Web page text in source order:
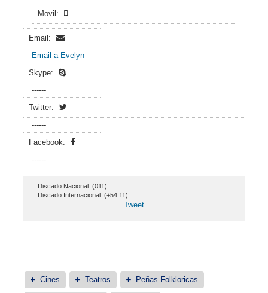
Movil:
Email:
Email a Evelyn
Skype:
------
Twitter:
------
Facebook:
------
Discado Nacional: (011)
Discado Internacional: (+54 11)
Tweet
Cines Teatros Peñas Folkloricas